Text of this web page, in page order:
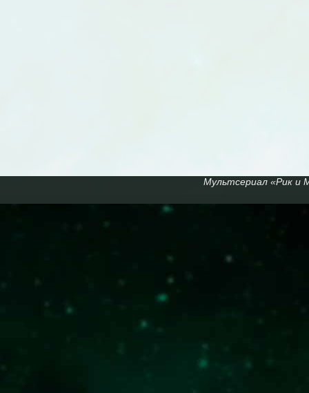
Мультсериал «Рик и